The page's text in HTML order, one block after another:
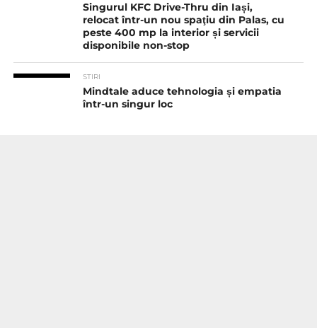
Singurul KFC Drive-Thru din Iași,
relocat într-un nou spaţiu din Palas, cu
peste 400 mp la interior și servicii
disponibile non-stop
STIRI
Mindtale aduce tehnologia și empatia
într-un singur loc